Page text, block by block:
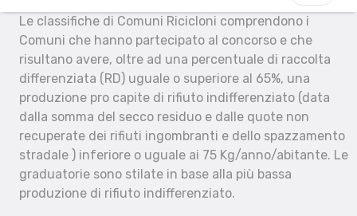
Le classifiche di Comuni Ricicloni comprendono i
Comuni che hanno partecipato al concorso e che
risultano avere, oltre ad una percentuale di raccolta
differenziata (RD) uguale o superiore al 65%, una
produzione pro capite di rifiuto indifferenziato (data
dalla somma del secco residuo e dalle quote non
recuperate dei rifiuti ingombranti e dello spazzamento
stradale ) inferiore o uguale ai 75 Kg/anno/abitante. Le
graduatorie sono stilate in base alla più bassa
produzione di rifiuto indifferenziato.